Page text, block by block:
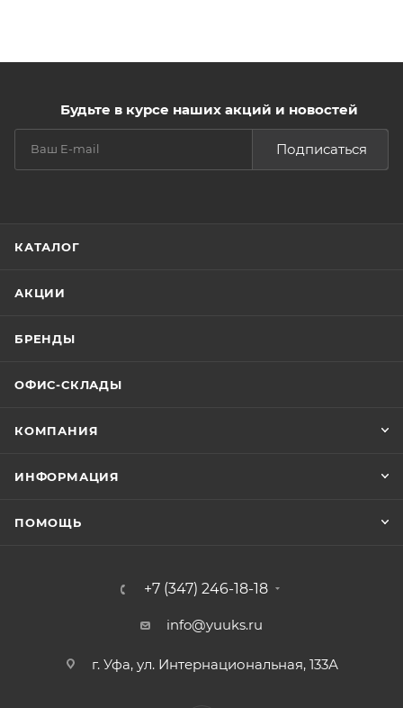
Будьте в курсе наших акций и новостей
Подписаться
КАТАЛОГ
АКЦИИ
БРЕНДЫ
ОФИС-СКЛАДЫ
КОМПАНИЯ
ИНФОРМАЦИЯ
ПОМОЩЬ
+7 (347) 246-18-18
info@yuuks.ru
г. Уфа, ул. Интернациональная, 133А